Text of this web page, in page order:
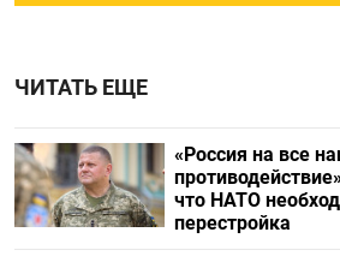
ЧИТАТЬ ЕЩЕ
«Россия на все
что НАТО
перестройка